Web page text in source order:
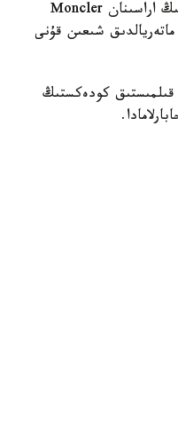
تەرگەۋ بارىسىندا بەلگىسىز ادام مەشىتكە كەلىپ، دالىزدە ءىلىنىپ تۇرعان ايەلدەر كيىمىنىڭ اراسىنان Moncler
ماتەريالدىق شىعىن قۇنى
كودەكستىڭ